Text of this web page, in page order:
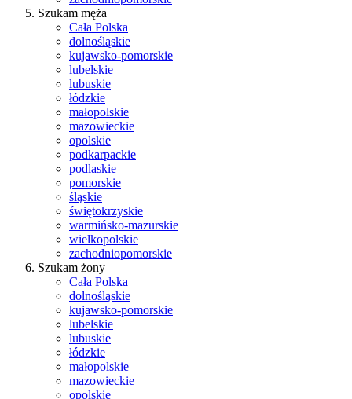
Szukam męża
Cała Polska
dolnośląskie
kujawsko-pomorskie
lubelskie
lubuskie
łódzkie
małopolskie
mazowieckie
opolskie
podkarpackie
podlaskie
pomorskie
śląskie
świętokrzyskie
warmińsko-mazurskie
wielkopolskie
zachodniopomorskie
Szukam żony
Cała Polska
dolnośląskie
kujawsko-pomorskie
lubelskie
lubuskie
łódzkie
małopolskie
mazowieckie
opolskie